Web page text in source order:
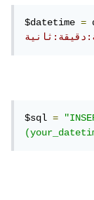
$datetime =
$sql =